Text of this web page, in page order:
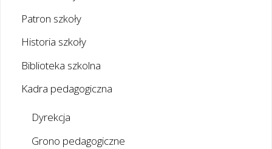
Patron szkoły
Historia szkoły
Biblioteka szkolna
Kadra pedagogiczna
Dyrekcja
Grono pedagogiczne